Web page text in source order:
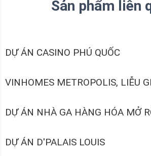
Sản phẩm liên
DỰ ÁN CASINO PHÚ QUỐC
VINHOMES METROPOLIS, LIỄU
DỰ ÁN NHÀ GA HÀNG HÓA MỞ
DỰ ÁN D'PALAIS LOUIS